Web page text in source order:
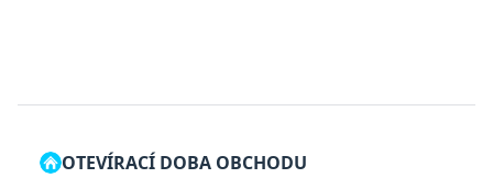
OTEVÍRACÍ DOBA OBCHODU